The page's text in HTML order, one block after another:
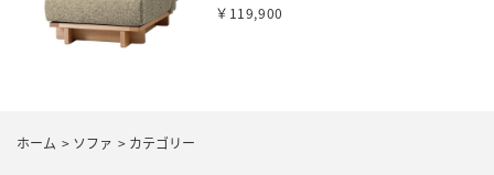
￥119,900
ホーム > ソファ > カテゴリー